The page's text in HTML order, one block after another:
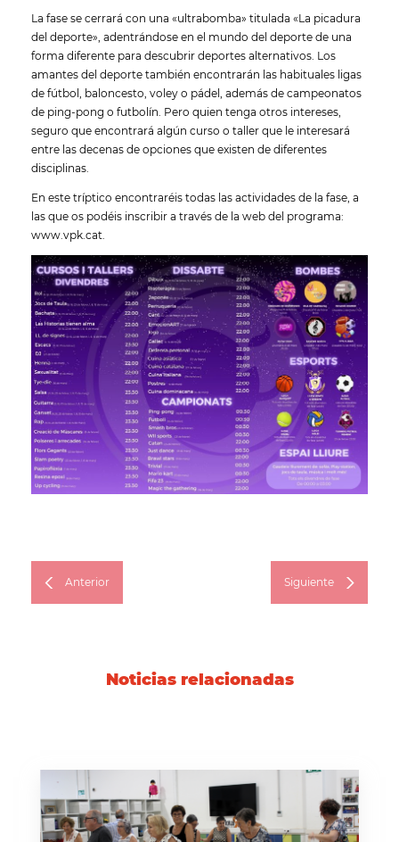
La fase se cerrará con una «ultrabomba» titulada «La picadura
del deporte», adentrándose en el mundo del deporte de una
forma diferente para descubrir deportes alternativos. Los
amantes del deporte también encontrarán las habituales ligas
de fútbol, baloncesto, voley o pádel, además de campeonatos
de ping-pong o futbolín. Pero quien tenga otros intereses,
seguro que encontrará algún curso o taller que le interesará
entre las decenas de opciones que existen de diferentes
disciplinas.
En este tríptico encontraréis todas las actividades de la fase, a
las que os podéis inscribir a través de la web del programa:
www.vpk.cat.
Anterior Siguiente
Noticias relacionadas